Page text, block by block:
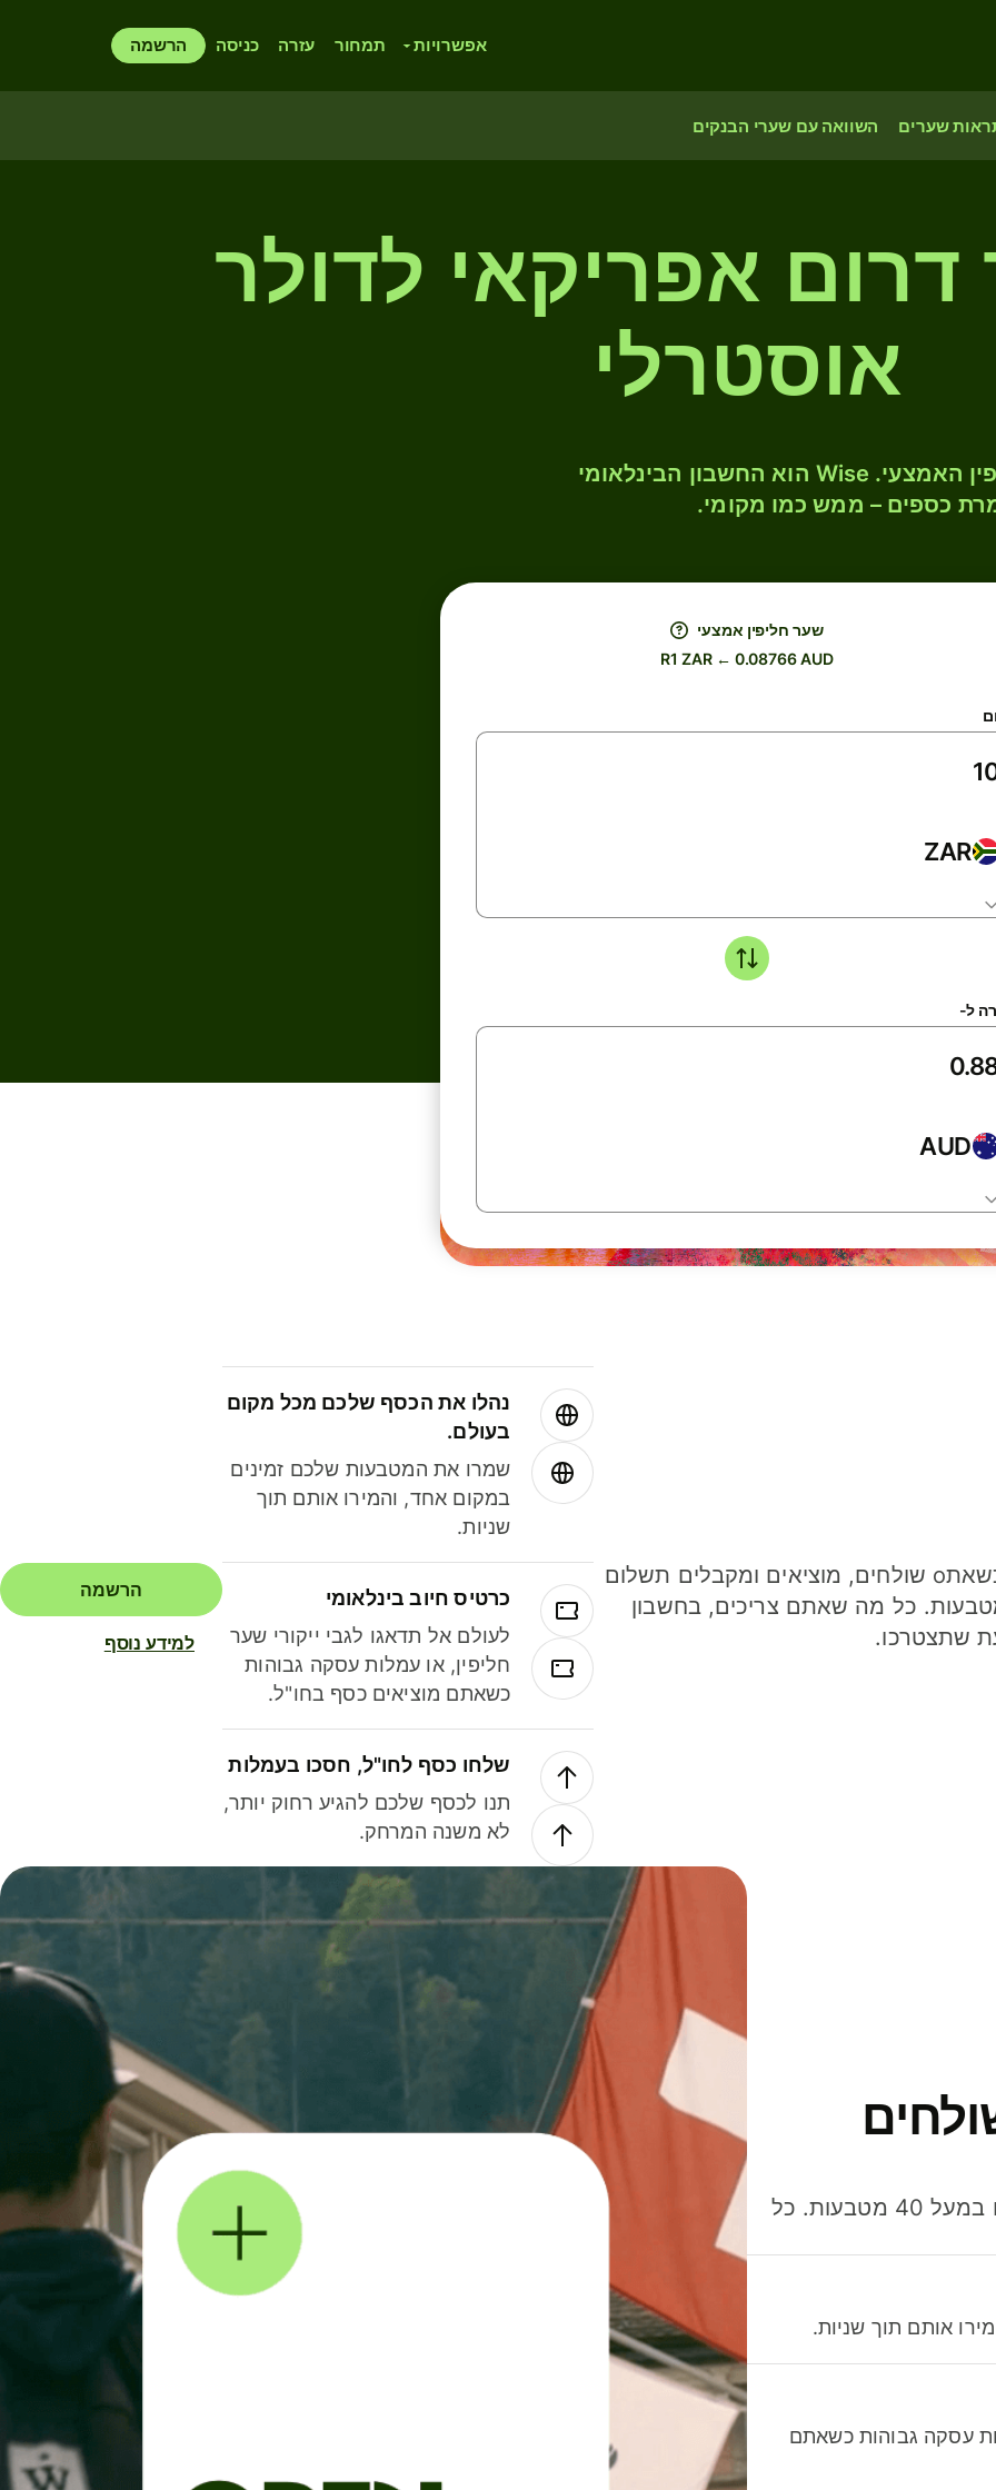
אפשרויות תמחור עזרה כניסה הרשמה
שערים השוואה עם שערי הבנקים
דרום אפריקאי לדולר
אוסטרלי
המירו ZAR ל- AUD לפי שער החליפין האמצעי. Wise הוא החשבון הבינלאומי
כספים – ממש כמו מקומי.
שער חליפין אמצעי
R1 ZAR ← 0.08766 AUD
ZAR
ל-
AUD
חסכו כסף כשאתo שולחים, מוציאים ומקבלים תשלום
40 מטבעות. כל מה שאתם צריכים, בחשבון
שתצטרכו.
נהלו את הכסף שלכם מכל מקום
בעולם.
שמרו את המטבעות שלכם זמינים
במקום אחד, והמירו אותם תוך
שניות.
כרטיס חיוב בינלאומי
לעולם אל תדאגו לגבי ייקורי שער
חליפין, או עמלות עסקה גבוהות
כשאתם מוציאים כסף בחו"ל.
שלחו כסף לחו"ל, חסכו בעמלות
תנו לכסף שלכם להגיע רחוק יותר,
לא משנה המרחק.
הרשמה
למידע נוסף
חסכו כסף כשאתo שולחים, מוציאים ומקבלים תשלום במעל 40 מטבעות. כל
אותם תוך שניות.
עסקה גבוהות כשאתם